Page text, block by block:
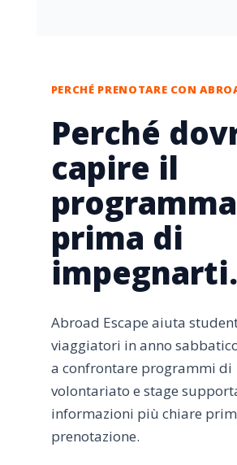
PERCHÉ PRENOTARE CON
Perché
capire il
programma
prima di
impegnarti.
Abroad Escape aiuta
viaggiatori in anno
a confrontare programmi di
volontariato e stage
informazioni più chiare
prenotazione.